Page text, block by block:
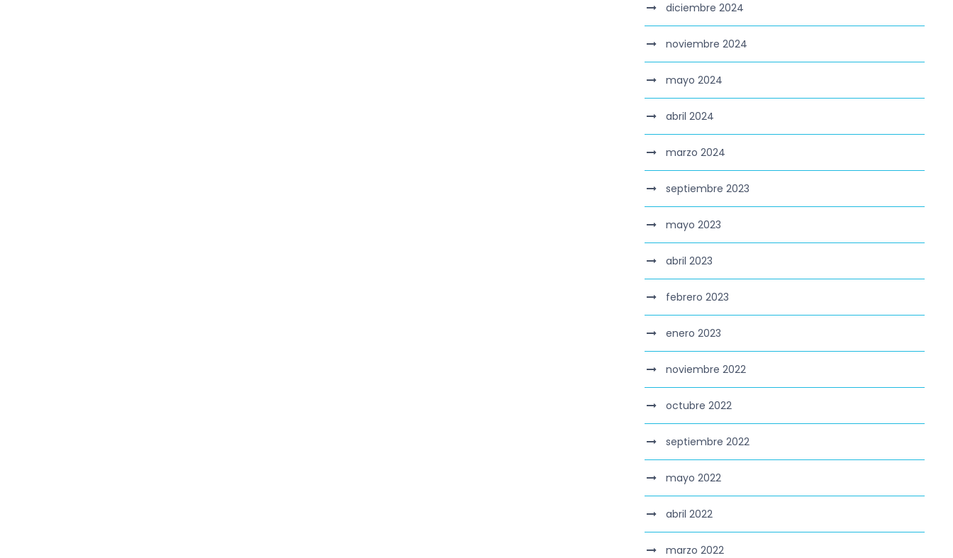
diciembre 2024
noviembre 2024
mayo 2024
abril 2024
marzo 2024
septiembre 2023
mayo 2023
abril 2023
febrero 2023
enero 2023
noviembre 2022
octubre 2022
septiembre 2022
mayo 2022
abril 2022
marzo 2022